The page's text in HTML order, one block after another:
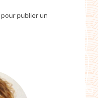
pour publier un